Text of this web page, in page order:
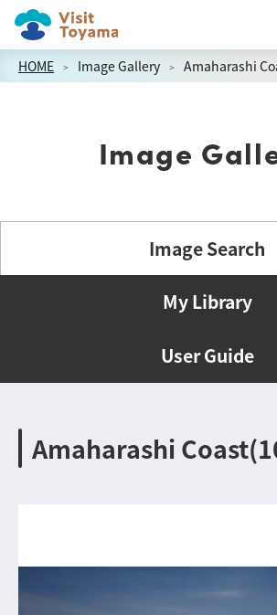
HOME Image Gallery Amaharashi
Image
Image Search
My Library
User Guide
Amaharashi